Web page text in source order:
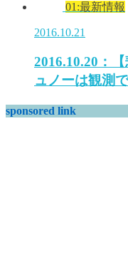
01:最新情報
2016.10.21
2016.10.20：
ュノーは観測
sponsored link